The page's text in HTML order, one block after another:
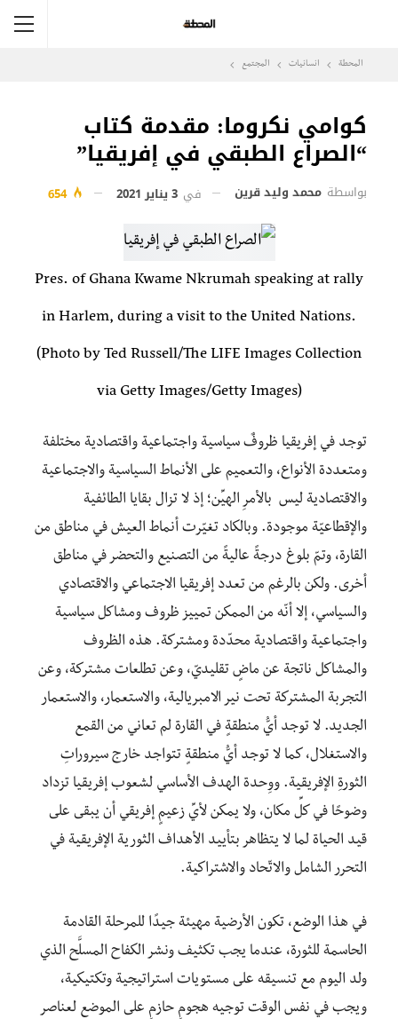
المحطة انسانيات المجتمع
كوامي نكروما: مقدمة كتاب
“الصراع الطبقي في إفريقيا”
بواسطة محمد وليد قرين في 3 يناير 2021 654
Pres. of Ghana Kwame Nkrumah speaking at rally
in Harlem, during a visit to the United Nations.
(Photo by Ted Russell/The LIFE Images Collection
via Getty Images/Getty Images)
توجد في إفريقيا ظروفٌ سياسية واجتماعية واقتصادية مختلفة
ومتعددة الأنواع، والتعميم على الأنماط السياسية والاجتماعية
والاقتصادية ليس بالأمرِ الهيِّن؛ إذ لا تزال بقايا الطائفية
والإقطاعيّة موجودة. وبالكاد تغيّرت أنماط العيش في مناطق من
القارة، وتمّ بلوغ درجةً عاليةً من التصنيع والتحضر في مناطق
أخرى. ولكن بالرغم من تعدد إفريقيا الاجتماعي والاقتصادي
والسياسي، إلا أنّه من الممكن تمييز ظروف ومشاكل سياسية
واجتماعية واقتصادية محدّدة ومشتركة. هذه الظروف
والمشاكل ناتجة عن ماضٍ تقليديّ، وعن تطلعات مشتركة، وعن
التجربة المشتركة تحت نير الامبريالية، والاستعمار، والاستعمار
الجديد. لا توجد أيُّ منطقةٍ في القارة لم تعاني من القمع
والاستغلال، كما لا توجد أيُّ منطقةٍ تتواجد خارج سيروراتِ
الثورةِ الإفريقية. ووِحدة الهدف الأساسي لشعوب إفريقيا تزداد
وضوحًا في كلِّ مكان، ولا يمكن لأيِّ زعيمٍ إفريقي أن يبقى على
قيد الحياة لما لا يتظاهر بتأييد الأهداف الثورية الإفريقية في
التحرر الشامل والاتّحاد والاشتراكية.
في هذا الوضع، تكون الأرضية مهيئة جيدًا للمرحلة القادمة
الحاسمة للثورة، عندما يجب تكثيف ونشر الكفاح المسلَّح الذي
ولد اليوم مع تنسيقه على مستويات استراتيجية وتكتيكية،
ويجب في نفس الوقت توجيه هجومٍ حازمٍ على الموضع لعناصر